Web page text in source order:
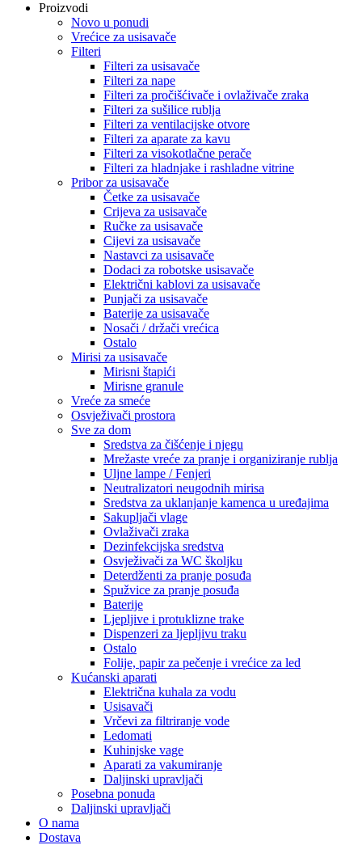
Proizvodi
Novo u ponudi
Vrećice za usisavače
Filteri
Filteri za usisavače
Filteri za nape
Filteri za pročišćivače i ovlaživače zraka
Filteri za sušilice rublja
Filteri za ventilacijske otvore
Filteri za aparate za kavu
Filteri za visokotlačne perače
Filteri za hladnjake i rashladne vitrine
Pribor za usisavače
Četke za usisavače
Crijeva za usisavače
Ručke za usisavače
Cijevi za usisavače
Nastavci za usisavače
Dodaci za robotske usisavače
Električni kablovi za usisavače
Punjači za usisavače
Baterije za usisavače
Nosači / držači vrećica
Ostalo
Mirisi za usisavače
Mirisni štapići
Mirisne granule
Vreće za smeće
Osvježivači prostora
Sve za dom
Sredstva za čišćenje i njegu
Mrežaste vreće za pranje i organiziranje rublja
Uljne lampe / Fenjeri
Neutralizatori neugodnih mirisa
Sredstva za uklanjanje kamenca u uređajima
Sakupljači vlage
Ovlaživači zraka
Dezinfekcijska sredstva
Osvježivači za WC školjku
Deterdženti za pranje posuđa
Spužvice za pranje posuđa
Baterije
Ljepljive i protuklizne trake
Dispenzeri za ljepljivu traku
Ostalo
Folije, papir za pečenje i vrećice za led
Kućanski aparati
Električna kuhala za vodu
Usisavači
Vrčevi za filtriranje vode
Ledomati
Kuhinjske vage
Aparati za vakumiranje
Daljinski upravljači
Posebna ponuda
Daljinski upravljači
O nama
Dostava